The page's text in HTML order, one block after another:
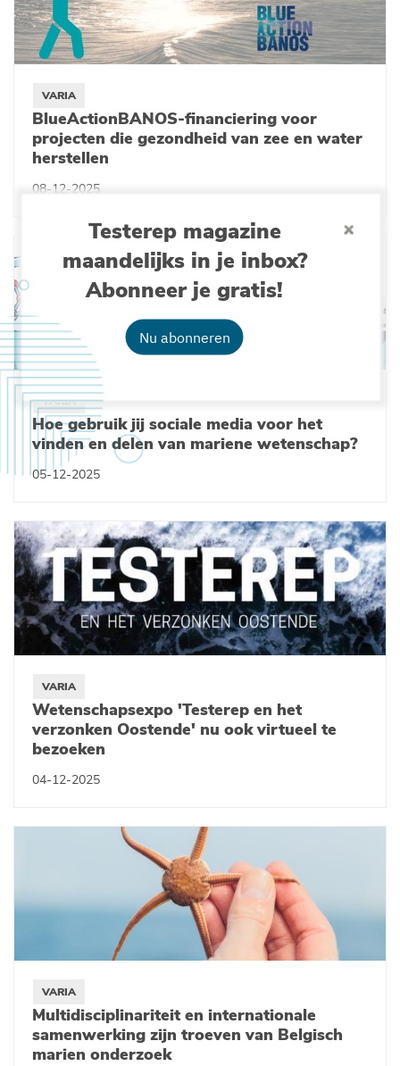
Testerep magazine
maandelijks in je inbox?
Abonneer je gratis!
Nu abonneren
VARIA
BlueActionBANOS-financiering voor
projecten die gezondheid van zee en water
herstellen
08-12-2025
VARIA
Hoe gebruik jij sociale media voor het
vinden en delen van mariene wetenschap?
05-12-2025
VARIA
Wetenschapsexpo 'Testerep en het
verzonken Oostende' nu ook virtueel te
bezoeken
04-12-2025
VARIA
Multidisciplinariteit en internationale
samenwerking zijn troeven van Belgisch
marien onderzoek